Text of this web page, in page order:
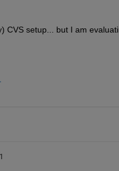
CVS setup... but I am